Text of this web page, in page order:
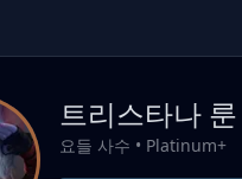
트리스타나 룬
요들 사수 • Platinum+